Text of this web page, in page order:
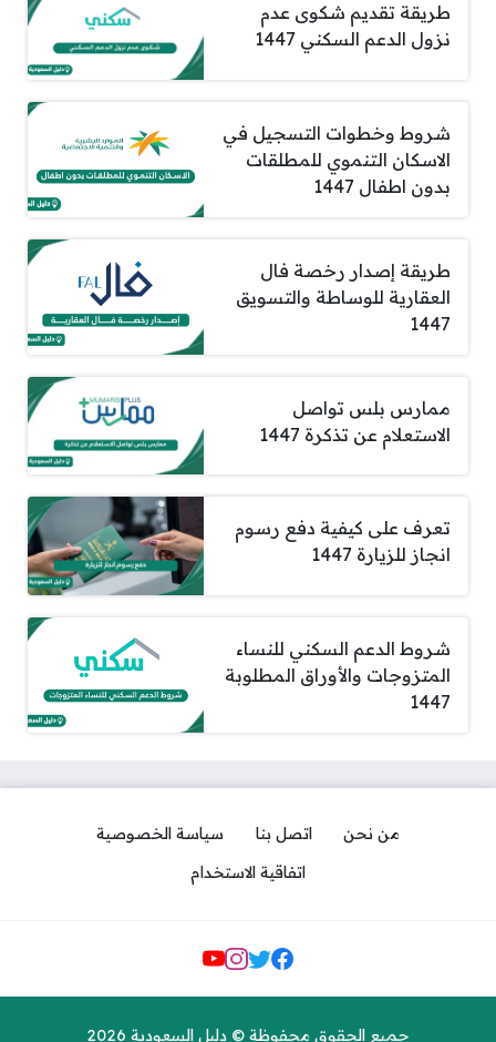
طريقة تقديم شكوى عدم
نزول الدعم السكني 1447
شروط وخطوات التسجيل في
الاسكان التنموي للمطلقات
بدون اطفال 1447
طريقة إصدار رخصة فال
العقارية للوساطة والتسويق
1447
ممارس بلس تواصل
الاستعلام عن تذكرة 1447
تعرف على كيفية دفع رسوم
انجاز للزيارة 1447
شروط الدعم السكني للنساء
المتزوجات والأوراق المطلوبة
1447
من نحن اتصل بنا
سياسة الخصوصية
اتفاقية الاستخدام
مواقع التواصل
جميع الحقوق محفوظة © دليل السعودية 2026